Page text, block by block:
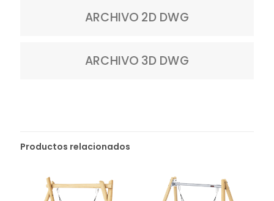
ARCHIVO 2D DWG
ARCHIVO 3D DWG
Productos relacionados